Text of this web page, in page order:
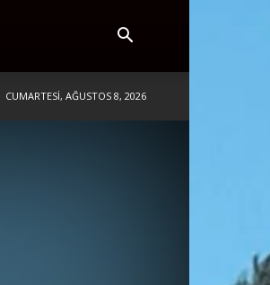
CUMARTESI, AĞUSTOS 8, 2026